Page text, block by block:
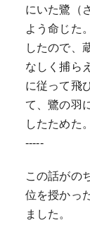
にいた鷺（
よう命じた
したので、
なしく捕ら
に従って飛
て、鷺の羽
したためた。
-----
この話がの
位を授かっ
ました。